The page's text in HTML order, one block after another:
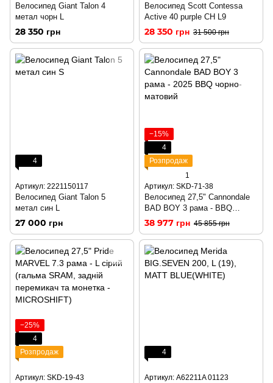
Велосипед Giant Talon 4
метал чорн L
28 350 грн
Велосипед Scott Contessa
Active 40 purple CH L9
28 350 грн 31 500 грн
4
Артикул: 2221150117
Велосипед Giant Talon 5
метал син L
27 000 грн
−15%
4
Розпродаж
1
Артикул: SKD-71-38
Велосипед 27,5" Cannondale
BAD BOY 3 рама - BBQ
чорно-матовий
38 977 грн 45 855 грн
−25%
4
Розпродаж
Артикул: SKD-19-43
4
Артикул: A62211A 01123